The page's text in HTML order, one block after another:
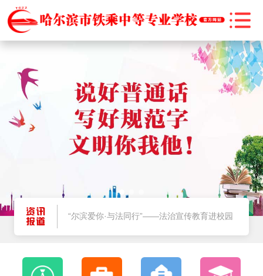
@师生家长，2025暑期将至，安全提示请牢记
哈尔滨市教育局关于2025年秋季学期学生资助政策执行的公告
“尔滨爱你·与法同行”——法治宣传教育进校园
@师生家长，2025暑期将至，安全提示请牢记